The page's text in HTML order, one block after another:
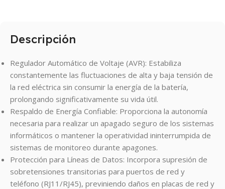
Descripción
Regulador Automático de Voltaje (AVR): Estabiliza
constantemente las fluctuaciones de alta y baja tensión de
la red eléctrica sin consumir la energía de la batería,
prolongando significativamente su vida útil.
Respaldo de Energía Confiable: Proporciona la autonomía
necesaria para realizar un apagado seguro de los sistemas
informáticos o mantener la operatividad ininterrumpida de
sistemas de monitoreo durante apagones.
Protección para Líneas de Datos: Incorpora supresión de
sobretensiones transitorias para puertos de red y
teléfono (RJ11/RJ45), previniendo daños en placas de red y